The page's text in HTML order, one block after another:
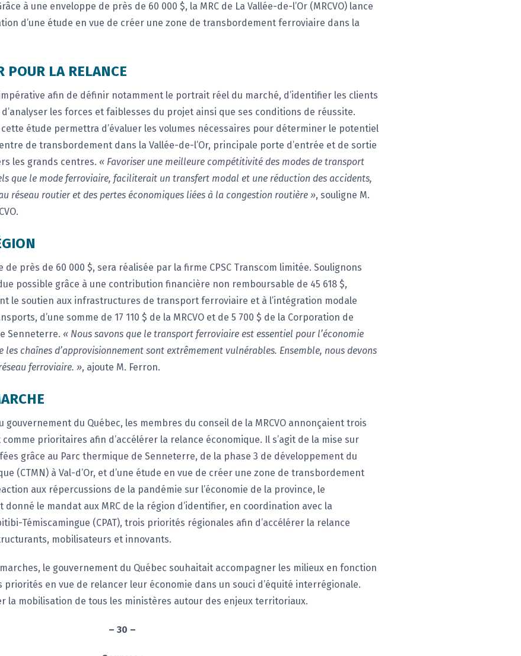
à une enveloppe de près de 60 000 $, la MRC de La Vallée-de-l’Or (MRCVO) lance
d’une étude en vue de créer une zone de transbordement ferroviaire dans la
POUR LA RELANCE
afin de définir notamment le portrait réel du marché, d’identifier les clients
les forces et faiblesses du projet ainsi que ses conditions de réussite.
étude permettra d’évaluer les volumes nécessaires pour déterminer le potentiel
de transbordement dans la Vallée-de-l’Or, principale porte d’entrée et de sortie
les grands centres. « Favoriser une meilleure compétitivité des modes de transport
que le mode ferroviaire, faciliterait un transfert modal et une réduction des accidents,
réseau routier et des pertes économiques liées à la congestion routière », souligne M.
de près de 60 000 $, sera réalisée par la firme CPSC Transcom limitée. Soulignons
possible grâce à une contribution financière non remboursable de 45 618 $,
le soutien aux infrastructures de transport ferroviaire et à l’intégration modale
d’une somme de 17 110 $ de la MRCVO et de 5 700 $ de la Corporation de
Senneterre. « Nous savons que le transport ferroviaire est essentiel pour l’économie
les chaînes d’approvisionnement sont extrêmement vulnérables. Ensemble, nous devons
ferroviaire. », ajoute M. Ferron.
gouvernement du Québec, les membres du conseil de la MRCVO annonçaient trois
prioritaires afin d’accélérer la relance économique. Il s’agit de la mise sur
grâce au Parc thermique de Senneterre, de la phase 3 de développement du
(CTMN) à Val-d’Or, et d’une étude en vue de créer une zone de transbordement
aux répercussions de la pandémie sur l’économie de la province, le
donné le mandat aux MRC de la région d’identifier, en coordination avec la
Témiscamingue (CPAT), trois priorités régionales afin d’accélérer la relance
mobilisateurs et innovants.
le gouvernement du Québec souhaitait accompagner les milieux en fonction
en vue de relancer leur économie dans un souci d’équité interrégionale.
la mobilisation de tous les ministères autour des enjeux territoriaux.
– 30 –